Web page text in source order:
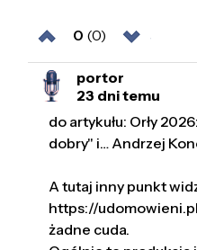
0 (0)
portor
23 dni temu
do artykułu: Orły
dobry" i… Andrzej
A tutaj inny punkt
https://
żadne cuda.